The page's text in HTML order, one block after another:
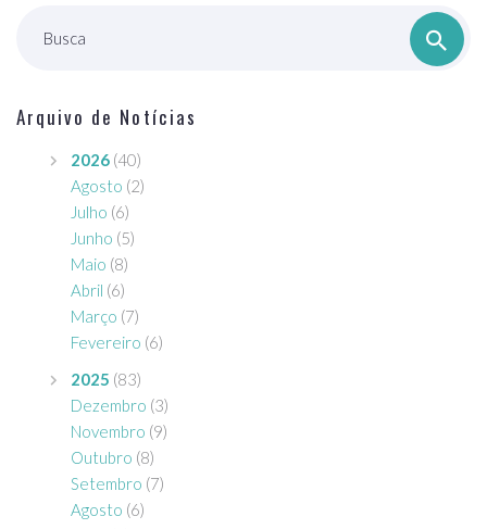
Busca
Arquivo de Notícias
2026 (40)
Agosto (2)
Julho (6)
Junho (5)
Maio (8)
Abril (6)
Março (7)
Fevereiro (6)
2025 (83)
Dezembro (3)
Novembro (9)
Outubro (8)
Setembro (7)
Agosto (6)